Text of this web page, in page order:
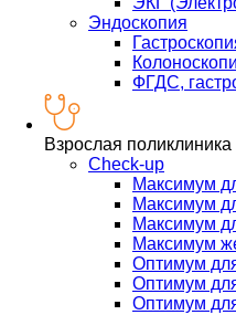
Эндоскопия
ФГДС,
Взрослая поликлиника
Check-up
Максимум
Максимум
Максимум
Максимум
Оптимум
Оптимум
Оптимум